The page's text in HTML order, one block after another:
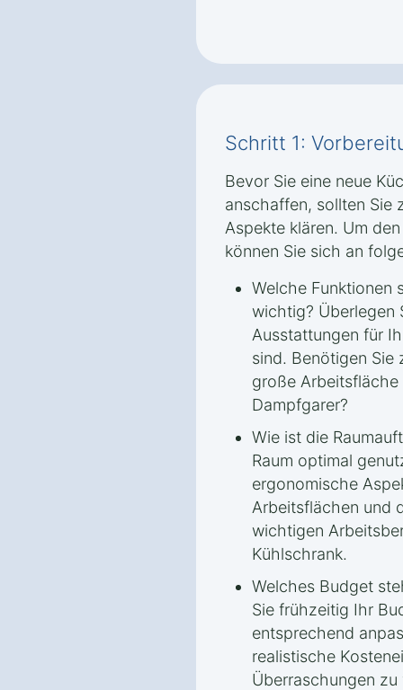
Schritt 1:
Bevor Sie eine neue
anschaffen, sollten Sie
Aspekte klären. Um
können Sie sich an
Welche Funktionen
wichtig? Überlegen
Ausstattungen für
sind. Benötigen Sie
große Arbeitsfläche
Dampfgarer?
Wie ist die
Raum optimal
ergonomische
Arbeitsflächen und
wichtigen
Kühlschrank.
Welches Budget
Sie frühzeitig Ihr
entsprechend
realistische
Überraschungen zu